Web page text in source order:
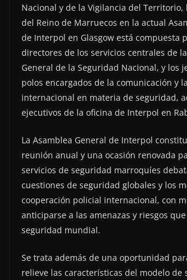
Nacional y de la Vigilancia del Territorio,
del Reino de Marruecos en la actual
de Interpol en Glasgow está compuesta
directores de los servicios centrales de
General de la Seguridad Nacional, y los
polos encargados de la comunicación y
internacional en materia de seguridad,
ejecutivos de la oficina de Interpol en
La Asamblea General de Interpol
reunión anual y una ocasión renovada
servicios de seguridad marroquíes
cuestiones de seguridad globales y los
cooperación policial internacional, con
anticiparse a las amenazas y riesgos
seguridad mundial.
Se trata además de una oportunidad
relieve las características del modelo de